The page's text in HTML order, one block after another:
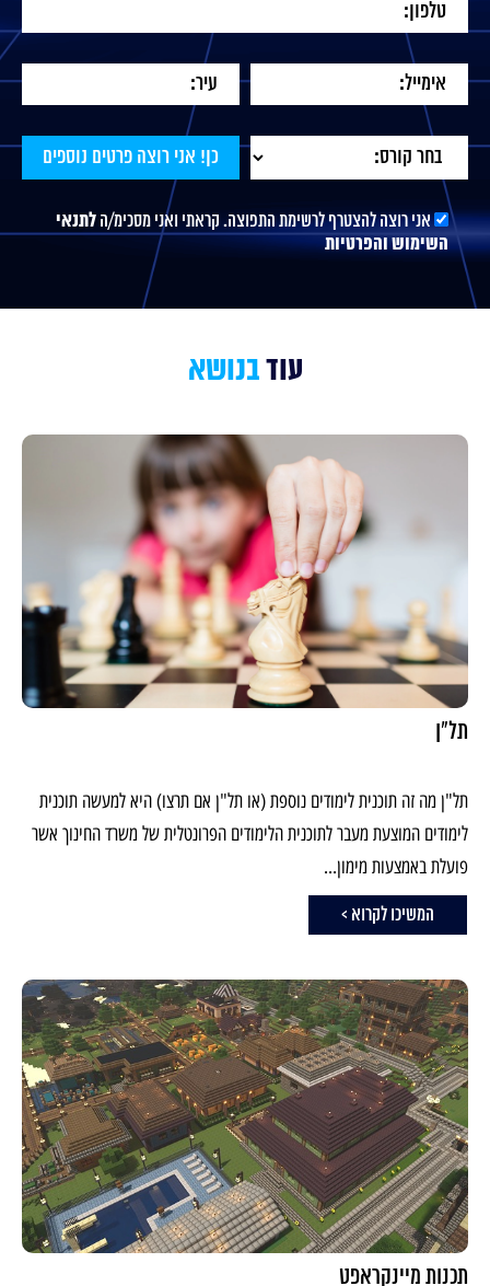
אני רוצה להצטרף לרשימת התפוצה. קראתי ואני מסכימ/ה לתנאי
השימוש והפרטיות
עודבנושא
תל"ן
תל"ן מה זה תוכנית לימודים נוספת (או תל"ן אם תרצו) היא למעשה תוכנית
לימודים המוצעת מעבר לתוכנית הלימודים הפרונטלית של משרד החינוך אשר
פועלת באמצעות מימון...
המשיכו לקרוא >
תכנות מיינקראפט